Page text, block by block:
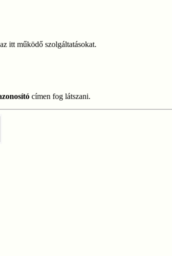
itt működő szolgáltatásokat.
címen fog látszani.